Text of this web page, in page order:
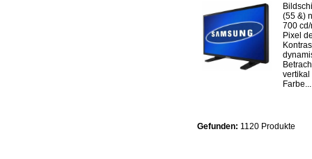
(55 &)
700
Pixel
vertikal
Farbe...
Gefunden: 1120 Produkte